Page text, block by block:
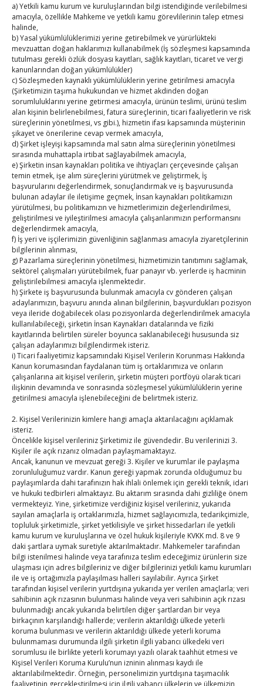
a) Yetkili kamu kurum ve kuruluşlarından bilgi istendiğinde verilebilmesi
amacıyla, özellikle Mahkeme ve yetkili kamu görevlilerinin talep etmesi
halinde,
b) Yasal yükümlülüklerimizi yerine getirebilmek ve yürürlükteki
mevzuattan doğan haklarımızı kullanabilmek (İş sözleşmesi kapsamında
tutulması gerekli özlük dosyası kayıtları, sağlık kayıtları, ticaret ve vergi
kanunlarından doğan yükümlülükler)
c) Sözleşmeden kaynaklı yükümlülüklerin yerine getirilmesi amacıyla
(Şirketimizin taşıma hukukundan ve hizmet akdinden doğan
sorumluluklarını yerine getirmesi amacıyla, ürünün teslimi, ürünü teslim
alan kişinin belirlenebilmesi, fatura süreçlerinin, ticari faaliyetlerin ve risk
süreçlerinin yönetilmesi, vs gibi.), hizmetin ifası kapsamında müşterinin
şikayet ve önerilerine cevap vermek amacıyla,
d) Şirket işleyişi kapsamında mal satın alma süreçlerinin yönetilmesi
sırasında muhattapla irtibat sağlayabilmek amacıyla,
e) Şirketin insan kaynakları politika ve ihtiyaçları çerçevesinde çalışan
temin etmek, işe alım süreçlerini yürütmek ve geliştirmek, İş
başvurularını değerlendirmek, sonuçlandırmak ve iş başvurusunda
bulunan adaylar ile iletişime geçmek, İnsan kaynakları politikamızın
yürütülmesi, bu politikamızın ve hizmetlerimizin değerlendirilmesi,
geliştirilmesi ve iyileştirilmesi amacıyla çalışanlarımızın performansını
değerlendirmek amacıyla,
f) İş yeri ve işçilerimizin güvenliğinin sağlanması amacıyla ziyaretçilerinin
bilgilerinin alınması,
g) Pazarlama süreçlerinin yönetilmesi, hizmetimizin tanıtımını sağlamak,
sektörel çalışmaları yürütebilmek, fuar panayır vb. yerlerde iş hacminin
geliştirilebilmesi amacıyla işlenmektedir.
h) Şirkete iş başvurusunda bulunmak amacıyla cv gönderen çalışan
adaylarımızın, başvuru anında alınan bilgilerinin, başvurdukları pozisyon
veya ileride doğabilecek olası pozisyonlarda değerlendirilmek amacıyla
kullanılabileceği, şirketin İnsan Kaynakları datalarında ve fiziki
kayıtlarında belirtilen süreler boyunca saklanabileceği hususunda siz
çalışan adaylarımızı bilgilendirmek isteriz.
i) Ticari faaliyetimiz kapsamındaki Kişisel Verilerin Korunması Hakkında
Kanun korumasından faydalanan tüm iş ortaklarımıza ve onların
çalışanlarına ait kişisel verilerin, şirketin müşteri portföyü olarak ticari
ilişkinin devamında ve sonrasında sözleşmesel yükümlülüklerin yerine
getirilmesi amacıyla işlenebileceğini de belirtmek isteriz.
2. Kişisel Verilerinizin kimlere hangi amaçla aktarılacağını açıklamak
isteriz.
Öncelikle kişisel verileriniz Şirketimiz ile güvendedir. Bu verilerinizi 3.
Kişiler ile açık rızanız olmadan paylaşmamaktayız.
Ancak, kanunun ve mevzuat gereği 3. Kişiler ve kurumlar ile paylaşma
zorunluluğumuz vardır. Kanun gereği yapmak zorunda olduğumuz bu
paylaşımlarda dahi tarafınızın hak ihlali önlemek için gerekli teknik, idari
ve hukuki tedbirleri almaktayız. Bu aktarım sırasında dahi gizliliğe önem
vermekteyiz. Yine, şirketimize verdiğiniz kişisel verileriniz, yukarıda
sayılan amaçlarla iş ortaklarımızla, hizmet sağlayıcımızla, tedarikçimizle,
topluluk şirketimizle, şirket yetkilisiyle ve şirket hissedarları ile yetkili
kamu kurum ve kuruluşlarına ve özel hukuk kişileriyle KVKK md. 8 ve 9
daki şartlara uymak suretiyle aktarılmaktadır. Mahkemeler tarafından
bilgi istenilmesi halinde veya tarafınıza teslim edeceğimiz ürünlerin size
ulaşması için adres bilgileriniz ve diğer bilgilerinizi yetkili kamu kurumları
ile ve iş ortağımızla paylaşılması halleri sayılabilir. Ayrıca Şirket
tarafından kişisel verilerin yurtdışına yukarıda yer verilen amaçlarla; veri
sahibinin açık rızasının bulunması halinde veya veri sahibinin açık rızası
bulunmadığı ancak yukarıda belirtilen diğer şartlardan bir veya
birkaçının karşılandığı hallerde; verilerin aktarıldığı ülkede yeterli
koruma bulunması ve verilerin aktarıldığı ülkede yeterli koruma
bulunmaması durumunda ilgili şirketin ilgili yabancı ülkedeki veri
sorumlusu ile birlikte yeterli korumayı yazılı olarak taahhüt etmesi ve
Kişisel Verileri Koruma Kurulu’nun izninin alınması kaydı ile
aktarılabilmektedir. Örneğin, personelimizin yurtdışına taşımacılık
faaliyetinin gerçekleştirilmesi için ilgili yabancı ülkelerin ve ülkemizin
TOBB Son Yazılar
SEDDK Başkanı Menteş’e ziyaret
ByTUTSOon Ağu 8, 2026
Hisarcıklıoğlu ICCD Genel Sekreteri Khalawi ile görüştü
ByTUTSOon Ağu 7, 2026
Kahramanmaraş Ticaret ve Sanayi Odası’nın yeni
binası hizmete açıldı
ByTUTSOon Ağu 5, 2026
Diren ailesine taziye ziyareti
ByTUTSOon Ağu 4, 2026
Hisarcıklıoğlu, Ardahan Üniversitesi Rektörü Prof. Dr.
Emiroğlu’nu kabul etti
ByTUTSOon Ağu 4, 2026
Eylül 2025
P
S Ç P C C
P
1
2 3 4 5 6
7
8
9 10 11 12 13
15
16 17 18 19 20
21
22
23 24 25 26 27
28
29
30
« Ağu
Eki »
E-BÜLTEN
Kasaba Ekonomi Dergisi
TOBB HABER
TUTSO İktisadi Durum Raporu
SEDDK Başkanı Menteş’e ziyaret
Hisarcıklıoğlu ICCD Genel Sekreteri Khalawi ile görüştü
Kahramanmaraş Ticaret ve Sanayi Odası’nın yeni